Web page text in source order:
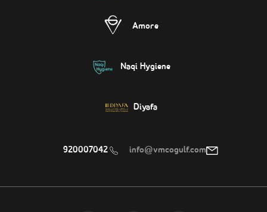
Amore
Naqi Hygiene
Diyafa
info@vmcogulf.com
920007042